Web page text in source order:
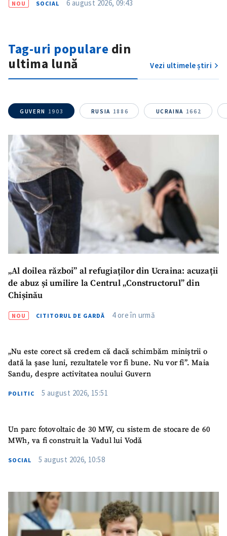
NOU SOCIAL 6 august 2026, 09:43
Tag-uri populare din
ultima lună
Vezi ultimele știri
GUVERN 1903 RUSIA 1886 UCRAINA 1662
„Al doilea război” al refugiaților din Ucraina: acuzații
de abuz și umilire la Centrul „Constructorul” din
Chișinău
NOU CITITORUL DE GARDĂ 4 ore în urmă
„Nu este corect să credem că dacă schimbăm miniștrii o
dată la șase luni, rezultatele vor fi bune. Nu vor fi”. Maia
Sandu, despre activitatea noului Guvern
POLITIC 5 august 2026, 15:51
Un parc fotovoltaic de 30 MW, cu sistem de stocare de 60
MWh, va fi construit la Vadul lui Vodă
SOCIAL 5 august 2026, 10:58
CONTACT SURSĂ
Telefon
+ Telefon personal
Am citit și sunt de
acord cupolitica de
confidențialitate
TRIMITE ȘTIREA